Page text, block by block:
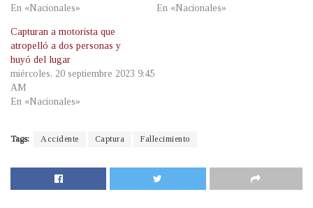
En «Nacionales» En «Nacionales»
Capturan a motorista que
atropelló a dos personas y
huyó del lugar
miércoles, 20 septiembre 2023 9:45
AM
En «Nacionales»
Tags: Accidente Captura Fallecimiento